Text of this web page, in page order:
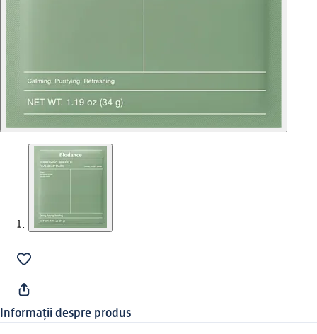
Informații despre produs